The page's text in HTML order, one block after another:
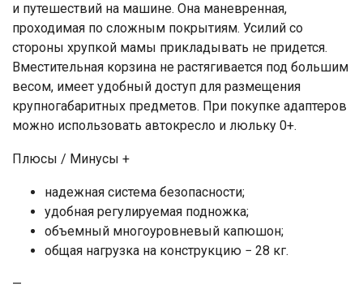
и путешествий на машине. Она маневренная,
проходимая по сложным покрытиям. Усилий со
стороны хрупкой мамы прикладывать не придется.
Вместительная корзина не растягивается под большим
весом, имеет удобный доступ для размещения
крупногабаритных предметов. При покупке адаптеров
можно использовать автокресло и люльку 0+.
Плюсы / Минусы +
надежная система безопасности;
удобная регулируемая подножка;
объемный многоуровневый капюшон;
общая нагрузка на конструкцию − 28 кг.
—